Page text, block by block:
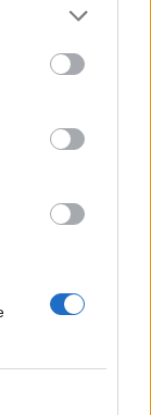
της
με
ευρώ.
με τη
του
2018,
και τις